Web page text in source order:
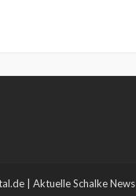
| Aktuelle Schalke News